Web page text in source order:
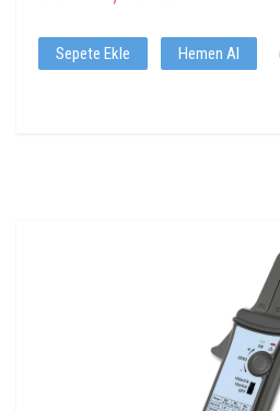
Sepete Ekle Hemen Al